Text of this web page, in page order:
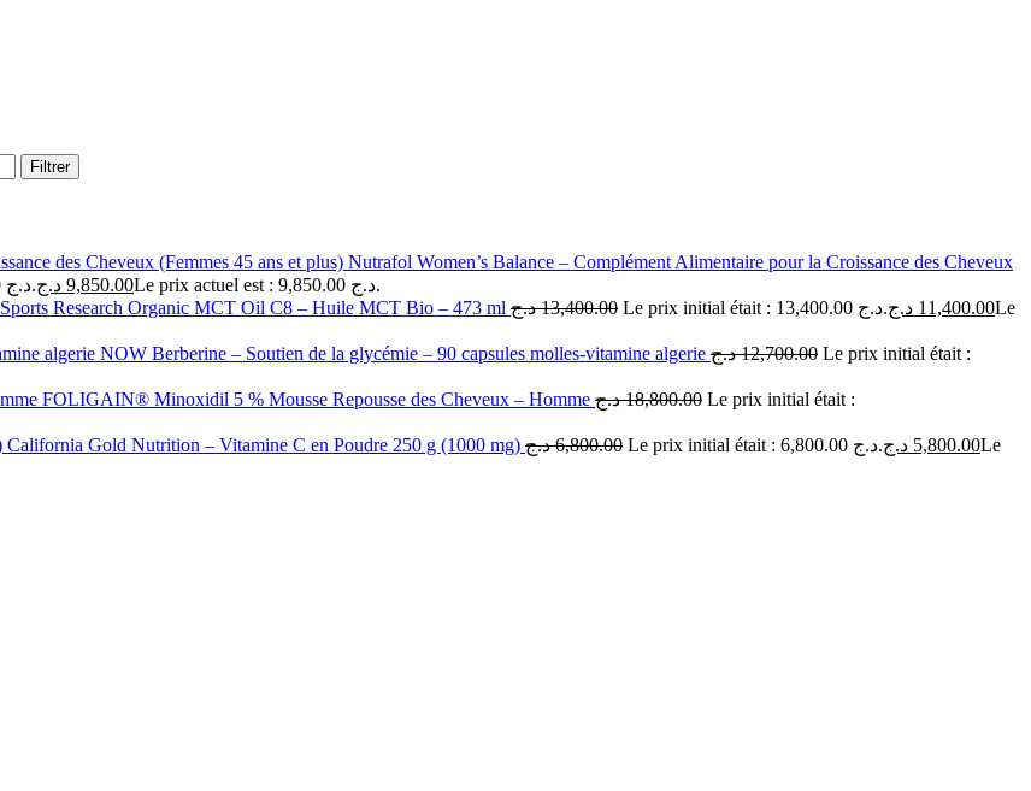
Filtrer
Nutrafol Women’s Balance – Complément Alimentaire pour la Croissance des Cheveux
Le prix initial était : 12,600.00 د.ج. 9,850.00 د.ج
Le prix actuel est : 9,850.00 د.ج.
Sports Research Organic MCT Oil C8 – Huile MCT Bio – 473 ml
13,400.00 د.ج Le prix initial était : 13,400.00 د.ج. 11,400.00 د.ج
Le
NOW Berberine – Soutien de la glycémie – 90 capsules molles-vitamine algerie
12,700.00 د.ج
Le prix initial était :
FOLIGAIN® Minoxidil 5 % Mousse Repousse des Cheveux – Homme
18,800.00 د.ج
Le prix initial était :
California Gold Nutrition – Vitamine C en Poudre 250 g (1000 mg)
6,800.00 د.ج Le prix initial était : 6,800.00 د.ج. 5,800.00 د.ج
Le